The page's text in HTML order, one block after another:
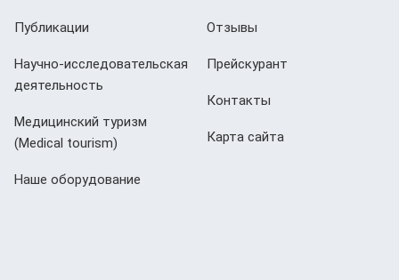
Публикации
Научно-исследовательская
деятельность
Медицинский туризм
(Мedical tourism)
Наше оборудование
Отзывы
Прейскурант
Контакты
Карта сайта